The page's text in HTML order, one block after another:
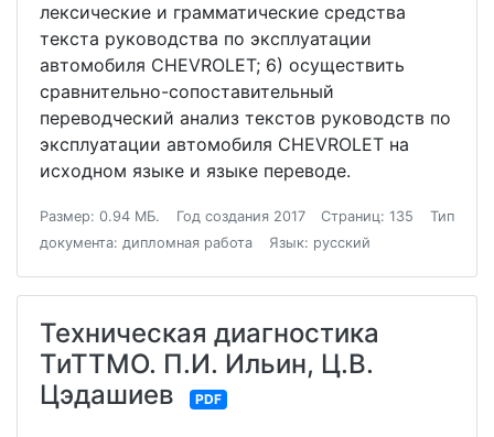
лексические и грамматические средства
текста руководства по эксплуатации
автомобиля CHEVROLET; 6) осуществить
сравнительно-сопоставительный
переводческий анализ текстов руководств по
эксплуатации автомобиля CHEVROLET на
исходном языке и языке переводе.
Размер: 0.94 МБ. Год создания 2017 Страниц: 135
Тип
документа: дипломная работа
Язык: русский
Техническая диагностика
ТиТТМО. П.И. Ильин, Ц.В.
Цэдашиев
PDF